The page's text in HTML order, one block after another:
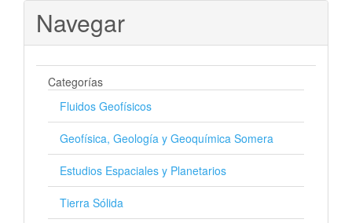
Navegar
Categorías
Fluidos Geofísicos
Geofísica, Geología y Geoquímica Somera
Estudios Espaciales y Planetarios
Tierra Sólida